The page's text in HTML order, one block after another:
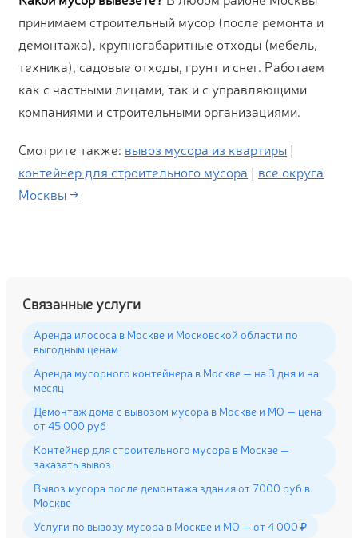
принимаем строительный мусор (после ремонта и
демонтажа), крупногабаритные отходы (мебель,
техника), садовые отходы, грунт и снег. Работаем
как с частными лицами, так и с управляющими
компаниями и строительными организациями.
Смотрите также: вывоз мусора из квартиры |
контейнер для строительного мусора | все округа
Москвы →
Связанные услуги
Аренда илососа в Москве и Московской области по
выгодным ценам
Аренда мусорного контейнера в Москве — на 3 дня и на
месяц
Демонтаж дома с вывозом мусора в Москве и МО — цена
от 45 000 руб
Контейнер для строительного мусора в Москве —
заказать вывоз
Вывоз мусора после демонтажа здания от 7000 руб в
Москве
Услуги по вывозу мусора в Москве и МО — от 4 000 ₽